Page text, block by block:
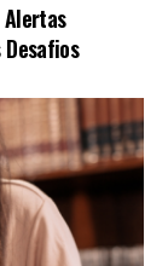
Alertas